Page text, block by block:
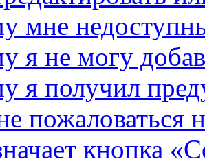
мне
я не могу
я получил
пожаловаться
кнопка